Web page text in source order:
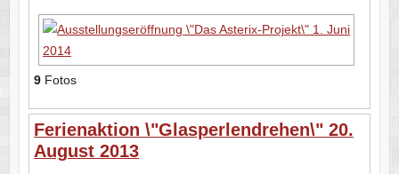
9Fotos
Ferienaktion \"Glasperlendrehen\" 20.
August 2013